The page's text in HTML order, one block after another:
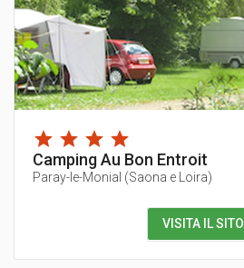
Camping Au Bon Entroit
Paray-le-Monial (Saona e Loira)
VISITA IL SITO